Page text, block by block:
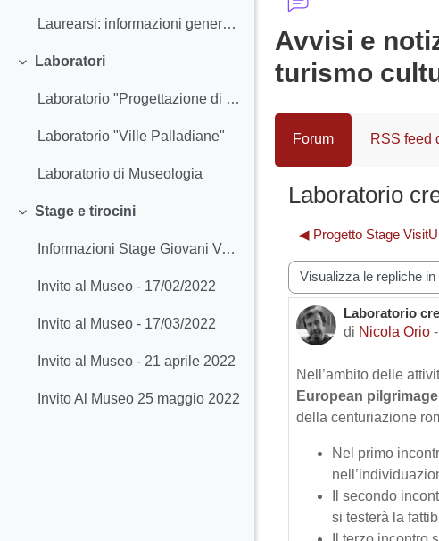
Laurearsi: informazioni generali Periodi, Scade...
Minimizza
Laboratori
Laboratorio "Progettazione di un itinerario turistico"
Laboratorio "Ville Palladiane"
Laboratorio di Museologia
Minimizza
Stage e tirocini
Informazioni Stage Giovani Volontari Per l'Arte...
Invito al Museo - 17/02/2022
Invito al Museo - 17/03/2022
Invito al Museo - 21 aprile 2022
Invito Al Museo 25 maggio 2022
Avvisi e
turismo
Forum RSS feed
Laboratorio
◀︎ Progetto Stage
Modalità
Laboratorio
di Nicola Orio -
Numero di
Nell’ambito delle
European
della centuriazione
Nel primo
Il secondo
si testerà la